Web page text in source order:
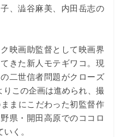
、澁谷麻美、内田岳志の
映画助監督として映画界
きた新人モテギワコ。現
二世信者問題がクローズ
この企画は進められ、撮
まにこだわった初監督作
県・開田高原でのココロ
く。